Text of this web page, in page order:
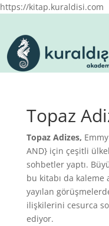
https://kitap.kuraldisi.com
Topaz
Topaz Adizes,
AND} için çeşitli
sohbetler yaptı.
bu kitabı da kaleme
yayılan
ilişkilerini cesurca
ediyor.